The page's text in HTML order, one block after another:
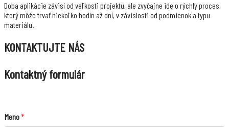
Doba aplikácie závisí od veľkosti projektu, ale zvyčajne ide o rýchly proces,
ktorý môže trvať niekoľko hodín až dní, v závislosti od podmienok a typu
materiálu.
KONTAKTUJTE NÁS
Kontaktný formulár
Meno *